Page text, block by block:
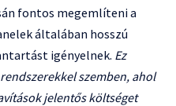
fontos megemlíteni a
általában hosszú
igényelnek. Ez
szemben, ahol
jelentős költséget